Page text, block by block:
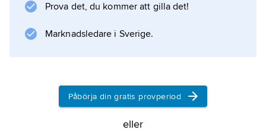
).
Prova det, du kommer att gilla det!
Marknadsledare i Sverige.
Påbörja din gratis provperiod
eller